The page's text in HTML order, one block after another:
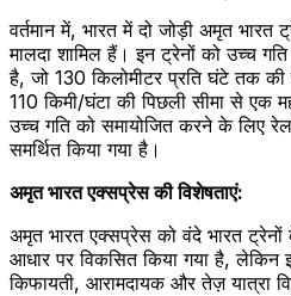
वर्तमान में, भारत में दो जोड़ी अमृत
मालदा शामिल हैं। इन ट्रेनों को उच्च
है, जो 130 किलोमीटर प्रति घंटे तक
110 किमी/घंटा की पिछली सीमा से एक
उच्च गति को समायोजित करने के लिए रेलवे
समर्थित किया गया है।
अमृत ​​भारत एक्सप्रेस की विशेषताएं:
अमृत ​​भारत एक्सप्रेस को वंदे भारत
आधार पर विकसित किया गया है, लेकिन
किफायती, आरामदायक और तेज़ यात्रा